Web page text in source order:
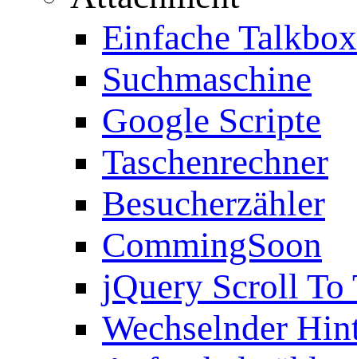
Einfache Talkbox
Suchmaschine
Google Scripte
Taschenrechner
Besucherzähler
CommingSoon
jQuery Scroll To
Wechselnder